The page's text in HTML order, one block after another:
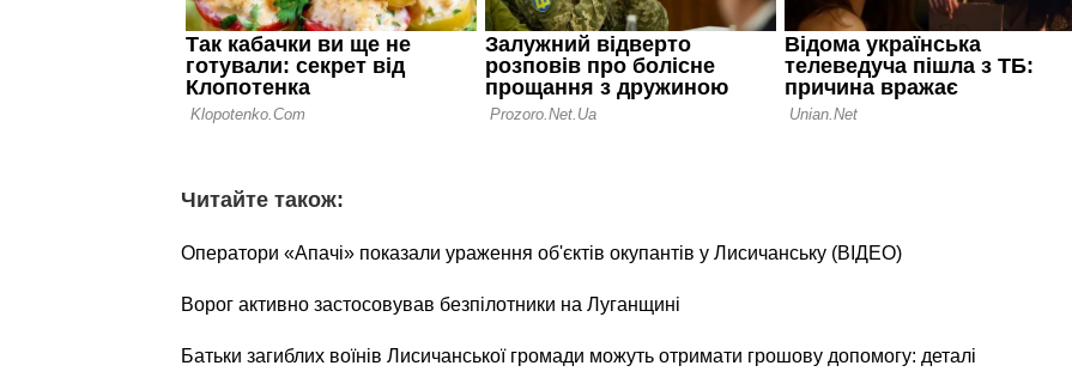
Читайте також:
Оператори «Апачі» показали ураження об'єктів окупантів у Лисичанську (ВІДЕО)
Ворог активно застосовував безпілотники на Луганщині
Батьки загиблих воїнів Лисичанської громади можуть отримати грошову допомогу: деталі